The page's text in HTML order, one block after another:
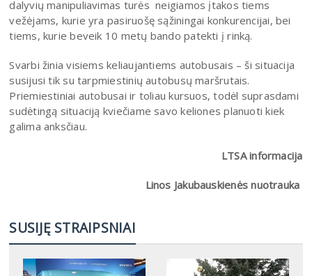
dalyvių manipuliavimas turės neigiamos įtakos tiems
vežėjams, kurie yra pasiruošę sąžiningai konkurencijai, bei
tiems, kurie beveik 10 metų bando patekti į rinką.
Svarbi žinia visiems keliaujantiems autobusais – ši situacija
susijusi tik su tarpmiestinių autobusų maršrutais.
Priemiestiniai autobusai ir toliau kursuos, todėl suprasdami
sudėtingą situaciją kviečiame savo keliones planuoti kiek
galima anksčiau.
LTSA informacija
Linos Jakubauskienės nuotrauka
SUSIJĘ STRAIPSNIAI